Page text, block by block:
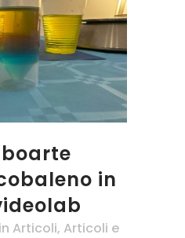
in
in Articoli, Articoli e